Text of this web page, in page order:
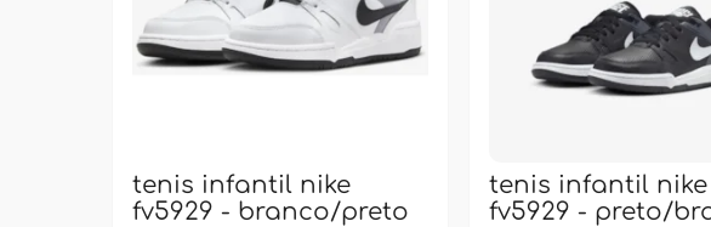
tenis infantil nike
fv5929 - branco/preto
tenis infantil nike
fv5929 - preto/